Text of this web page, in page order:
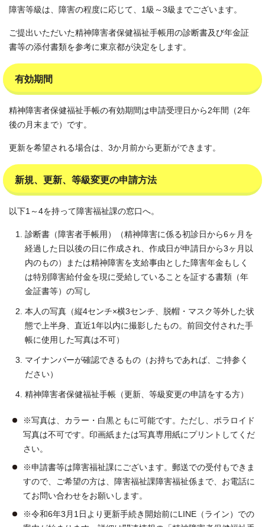
障害等級は、障害の程度に応じて、1級～3級までございます。
ご提出いただいた精神障害者保健福祉手帳用の診断書及び年金証
書等の添付書類を参考に東京都が決定をします。
有効期間
精神障害者保健福祉手帳の有効期間は申請受理日から2年間（2年
後の月末まで）です。
更新を希望される場合は、3か月前から更新ができます。
新規、更新、等級変更の申請方法
以下1～4を持って障害福祉課の窓口へ。
診断書（障害者手帳用）（精神障害に係る初診日から6ヶ月を
経過した日以後の日に作成され、作成日が申請日から3ヶ月以
内のもの）または精神障害を支給事由とした障害年金もしく
は特別障害給付金を現に受給していることを証する書類（年
金証書等）の写し
本人の写真（縦4センチ×横3センチ、脱帽・マスク等外した状
態で上半身、直近1年以内に撮影したもの。前回交付された手
帳に使用した写真は不可）
マイナンバーが確認できるもの（お持ちであれば、ご持参く
ださい）
精神障害者保健福祉手帳（更新、等級変更の申請をする方）
※写真は、カラー・白黒ともに可能です。ただし、ポラロイド
写真は不可です。印画紙または写真専用紙にプリントしてくだ
さい。
※申請書等は障害福祉課にございます。郵送での受付もできま
すので、ご希望の方は、障害福祉課障害福祉係まで、お電話に
てお問い合わせをお願いします。
※令和6年3月1日より更新手続き開始前にLINE（ライン）での